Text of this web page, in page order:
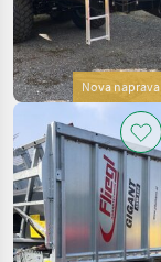
Nova naprava